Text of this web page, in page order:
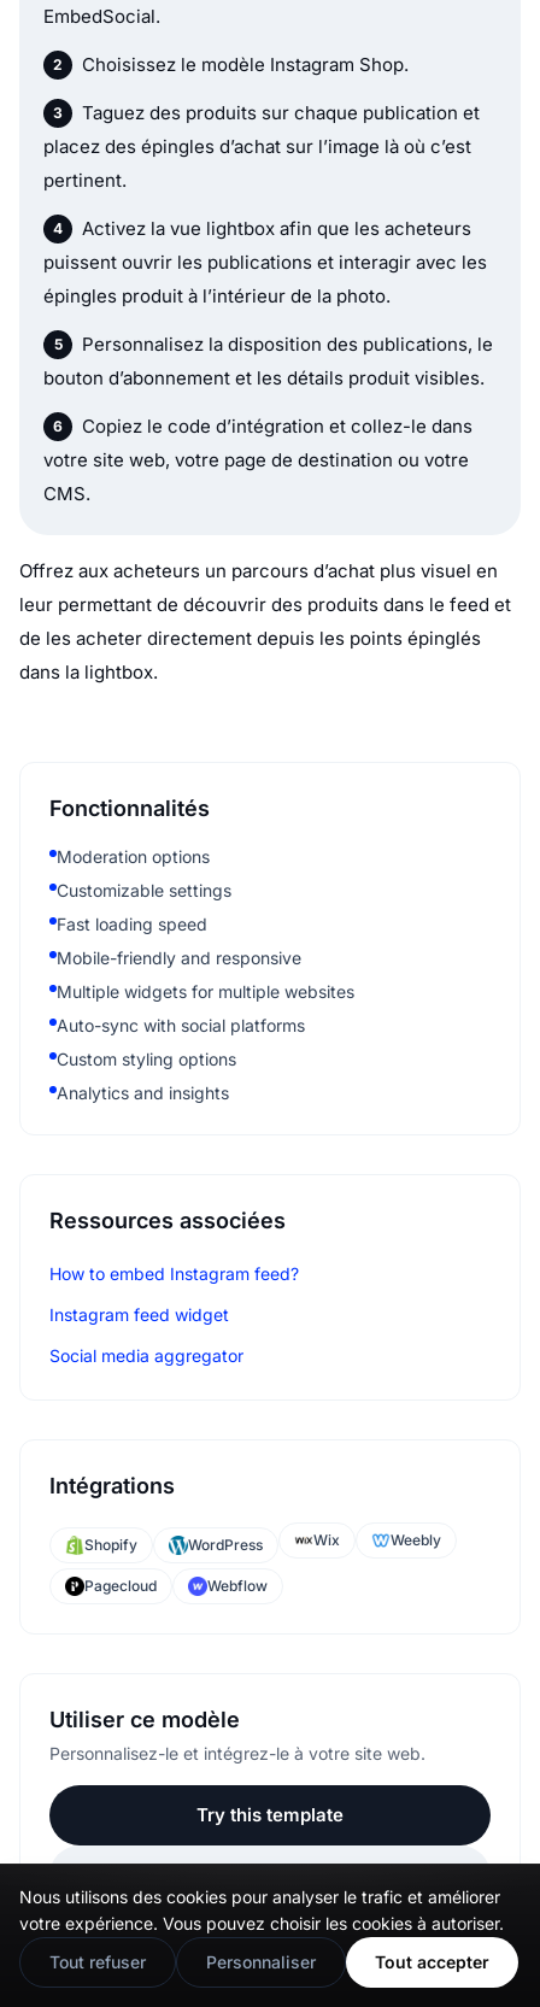
EmbedSocial.
Choisissez le modèle Instagram Shop.
Taguez des produits sur chaque publication et
placez des épingles d’achat sur l’image là où c’est
pertinent.
Activez la vue lightbox afin que les acheteurs
puissent ouvrir les publications et interagir avec les
épingles produit à l’intérieur de la photo.
Personnalisez la disposition des publications, le
bouton d’abonnement et les détails produit visibles.
Copiez le code d’intégration et collez-le dans
votre site web, votre page de destination ou votre
CMS.
Offrez aux acheteurs un parcours d’achat plus visuel en
leur permettant de découvrir des produits dans le feed et
de les acheter directement depuis les points épinglés
dans la lightbox.
Fonctionnalités
Moderation options
Customizable settings
Fast loading speed
Mobile-friendly and responsive
Multiple widgets for multiple websites
Auto-sync with social platforms
Custom styling options
Analytics and insights
Ressources associées
How to embed Instagram feed?
Instagram feed widget
Social media aggregator
Intégrations
Shopify WordPress Wix Weebly
Pagecloud Webflow
Utiliser ce modèle
Personnalisez-le et intégrez-le à votre site web.
Try this template
Nous utilisons des cookies pour analyser le trafic et améliorer
votre expérience. Vous pouvez choisir les cookies à autoriser.
Tout refuser
Personnaliser Tout accepter
🇬🇧Would you prefer this site in English?
View in English